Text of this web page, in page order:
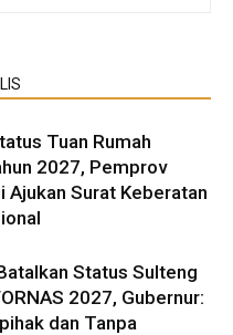
Tuan Rumah
2027, Pemprov
Ajukan Surat Keberatan
Status Sulteng
2027, Gubernur:
dan Tanpa